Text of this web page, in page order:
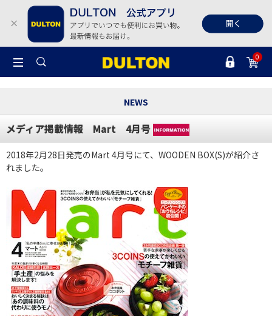
0
NEWS
メディア掲載情報 Mart 4月号
2018年2月28日発売のMart 4月号にて、WOODEN BOX(S)が紹介さ
れました。